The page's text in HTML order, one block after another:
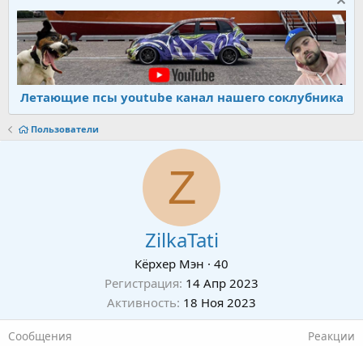
Летающие псы youtube канал нашего соклубника
Пользователи
Z
ZilkaTati
Кёрхер Мэн · 40
Регистрация 14 Апр 2023
Активность 18 Ноя 2023
Сообщения Реакции